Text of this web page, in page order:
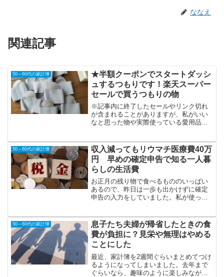
ななえ
関連記事
50～60代の家計簿
★半額クーポンでスタートダッシ
ュするつもりです！楽天スーパー
セールで買うつもりの物
※記事内に終了したセールやリンク切れ
が含まれることがありますが、私がいい
なと思った物や実際使っている愛用品の
ね。待ちに待った一年に3回だけの楽天ス
ーパーセールが今夜からや...
50～60代の家計簿
収入減ってもリウマチ医療費40万
円 早めの確定申告で知る一人暮
らしの生活費
お正月の残り物で食べるもののいっぱい
あるので、昨日は一歩も出かけずに確定
申告の入力をしていました。私が使って
力方法だけ勉強すれば誰でも簡単に確定
申告できるスグレモノ。早め...
50～60代の家計簿
息子たち夫婦が帰省したときの食
費が負担に？見栄や無理はやめる
ことにした
最近、家計簿を2週間ぐらいまとめてつけ
るようになってしまいました。去年まで
ぐらいなら、趣味のように楽しみながら